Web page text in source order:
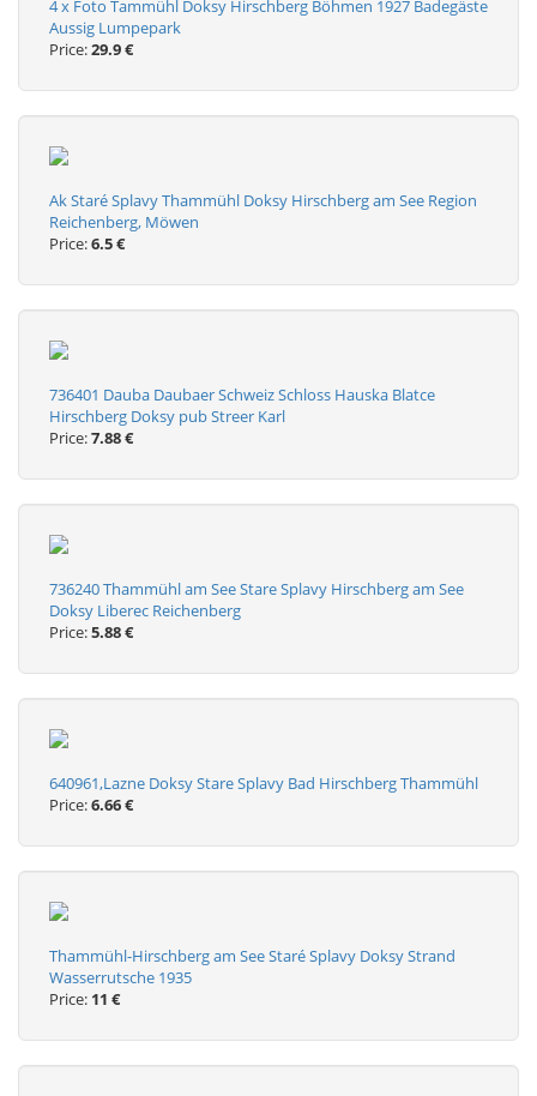
4 x Foto Tammühl Doksy Hirschberg Böhmen 1927 Badegäste
Aussig Lumpepark
Price:29.9 €
Ak Staré Splavy Thammühl Doksy Hirschberg am See Region
Reichenberg, Möwen
Price:6.5 €
736401 Dauba Daubaer Schweiz Schloss Hauska Blatce
Hirschberg Doksy pub Streer Karl
Price:7.88 €
736240 Thammühl am See Stare Splavy Hirschberg am See
Doksy Liberec Reichenberg
Price:5.88 €
640961,Lazne Doksy Stare Splavy Bad Hirschberg Thammühl
Price:6.66 €
Thammühl-Hirschberg am See Staré Splavy Doksy Strand
Wasserrutsche 1935
Price: 11 €